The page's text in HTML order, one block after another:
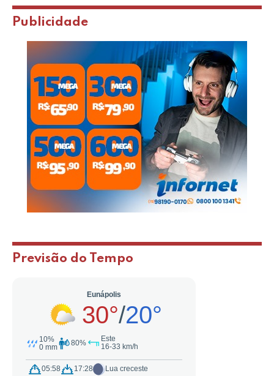
Publicidade
Previsão do Tempo